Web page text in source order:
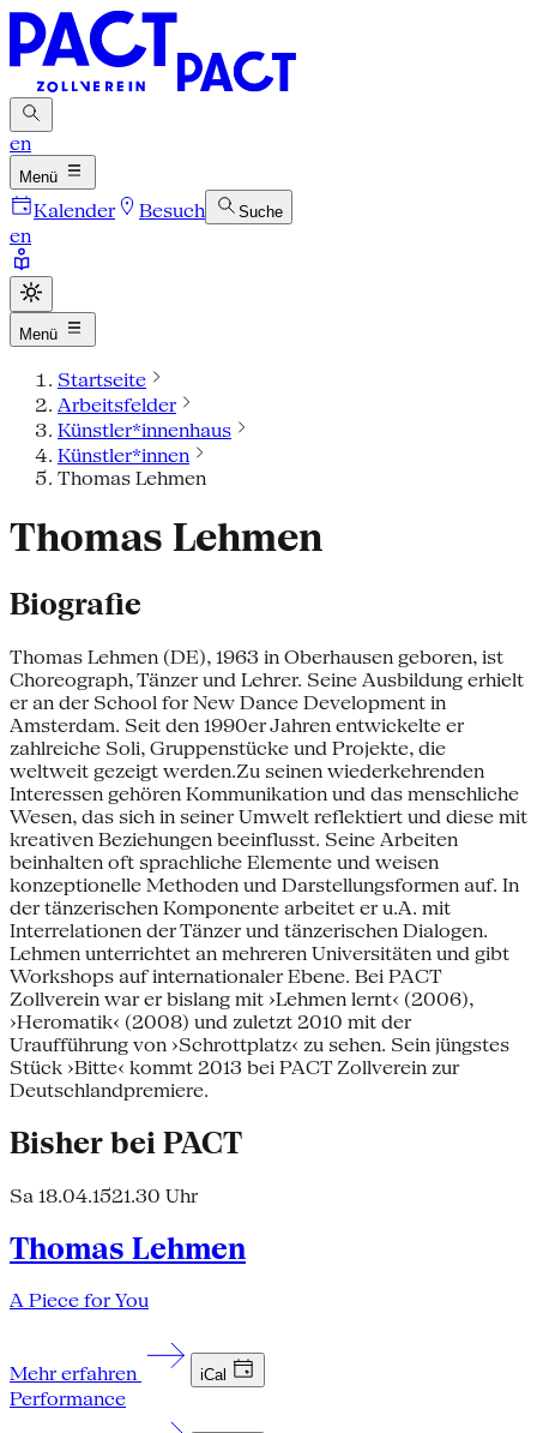
en
Menü
Kalender Besuch Suche
en
Menü
Startseite
Arbeitsfelder
Künstler*innenhaus
Künstler*innen
Thomas Lehmen
Thomas Lehmen
Biografie
Thomas Lehmen (DE), 1963 in Oberhausen geboren, ist
Choreograph, Tänzer und Lehrer. Seine Ausbildung erhielt
er an der School for New Dance Development in
Amsterdam. Seit den 1990er Jahren entwickelte er
zahlreiche Soli, Gruppenstücke und Projekte, die
weltweit gezeigt werden.Zu seinen wiederkehrenden
Interessen gehören Kommunikation und das menschliche
Wesen, das sich in seiner Umwelt reflektiert und diese mit
kreativen Beziehungen beeinflusst. Seine Arbeiten
beinhalten oft sprachliche Elemente und weisen
konzeptionelle Methoden und Darstellungsformen auf. In
der tänzerischen Komponente arbeitet er u.A. mit
Interrelationen der Tänzer und tänzerischen Dialogen.
Lehmen unterrichtet an mehreren Universitäten und gibt
Workshops auf internationaler Ebene. Bei PACT
Zollverein war er bislang mit ›Lehmen lernt‹ (2006),
›Heromatik‹ (2008) und zuletzt 2010 mit der
Uraufführung von ›Schrottplatz‹ zu sehen. Sein jüngstes
Stück ›Bitte‹ kommt 2013 bei PACT Zollverein zur
Deutschlandpremiere.
Bisher bei PACT
Sa 18.04.1521.30 Uhr
Thomas Lehmen
A Piece for You
Mehr erfahren iCal
Performance